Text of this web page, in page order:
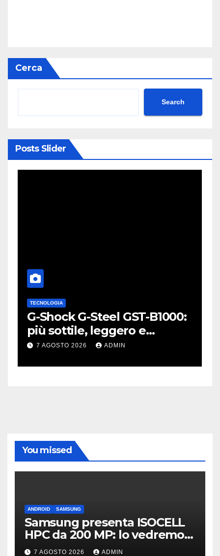
Cerca
Search
Posts Slider
TECNOLOGIA
G-Shock G-Steel GST-B1000:
più sottile, leggero e
connesso
7 AGOSTO 2026 ADMIN
You missed
ANDROID SAMSUNG
Samsung presenta ISOCELL
HPC da 200 MP: lo vedremo
sui Galaxy S27?
7 AGOSTO 2026 ADMIN